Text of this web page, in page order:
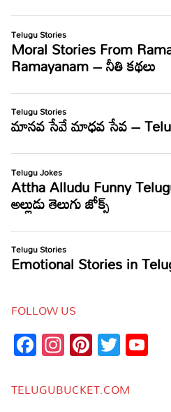
FOLLOW US
Facebook
Instagram
Pinterest
Twitter
TELUGUBUCKET.COM